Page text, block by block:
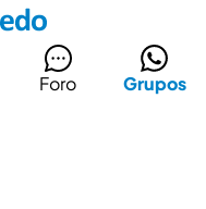
Foro Grupos